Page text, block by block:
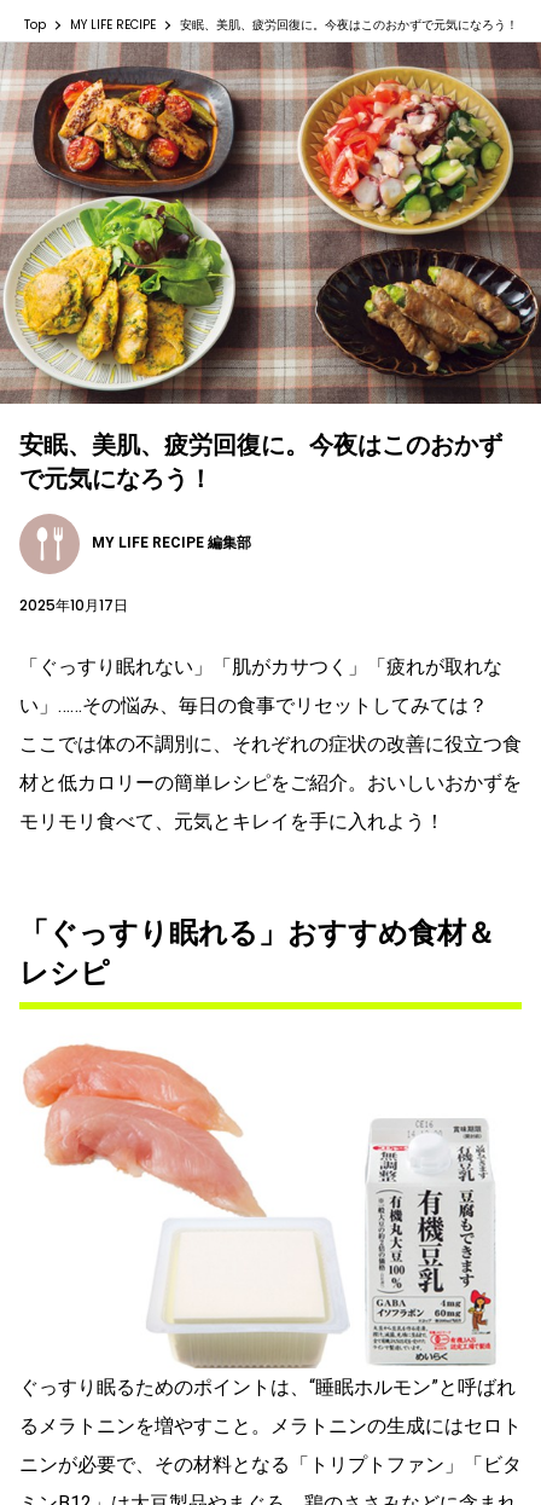
Top MY LIFE RECIPE 安眠、美肌、疲労回復に。今夜はこのおかずで元気になろう！
安眠、美肌、疲労回復に。今夜はこのおかず
で元気になろう！
MY LIFE RECIPE 編集部
2025年10月17日
「ぐっすり眠れない」「肌がカサつく」「疲れが取れな
い」……その悩み、毎日の食事でリセットしてみては？
ここでは体の不調別に、それぞれの症状の改善に役立つ食
材と低カロリーの簡単レシピをご紹介。おいしいおかずを
モリモリ食べて、元気とキレイを手に入れよう！
「ぐっすり眠れる」おすすめ食材＆
レシピ
ぐっすり眠るためのポイントは、“睡眠ホルモン”と呼ばれ
るメラトニンを増やすこと。メラトニンの生成にはセロト
ニンが必要で、その材料となる「トリプトファン」「ビタ